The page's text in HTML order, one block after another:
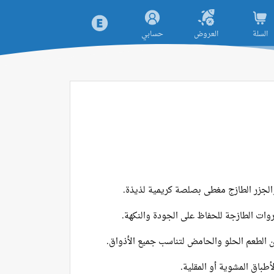
السلة العروض حسابي
الطازج مغطى بصلصة كريمية لذيذة.
الطازجة للحفاظ على الجودة والنكهة.
الحلو والحامض لتناسب جميع الأذواق.
المشوية أو المقلية.